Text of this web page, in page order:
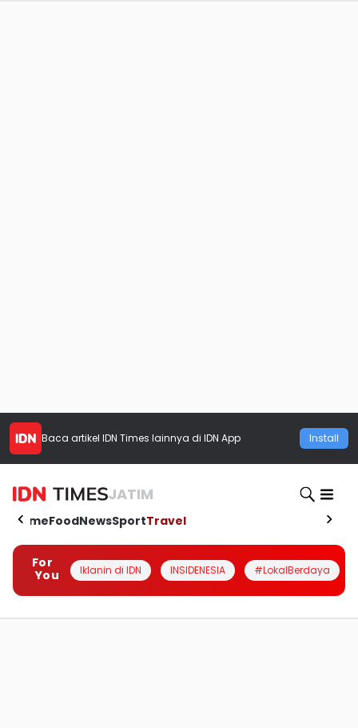
Baca artikel IDN Times lainnya di IDN App Install
JATIM
HomeFoodNewsSportTravel
For
You
Iklanin di IDN INSIDENESIA #LokalBerdaya